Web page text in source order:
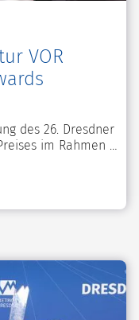
VOR
des 26. Dresdner
im Rahmen